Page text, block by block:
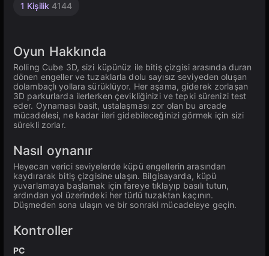
1 Kişilik 4144
Oyun Hakkında
Rolling Cube 3D, sizi küpünüz ile bitiş çizgisi arasında duran
dönen engeller ve tuzaklarla dolu sayısız seviyeden oluşan
dolambaçlı yollara sürüklüyor. Her aşama, giderek zorlaşan
3D parkurlarda ilerlerken çevikliğinizi ve tepki sürenizi test
eder. Oynaması basit, ustalaşması zor olan bu arcade
mücadelesi, ne kadar ileri gidebileceğinizi görmek için sizi
sürekli zorlar.
Nasıl oynanır
Heyecan verici seviyelerde küpü engellerin arasından
kaydırarak bitiş çizgisine ulaşın. Bilgisayarda, küpü
yuvarlamaya başlamak için fareye tıklayıp basılı tutun,
ardından yol üzerindeki her türlü tuzaktan kaçının.
Düşmeden sona ulaşın ve bir sonraki mücadeleye geçin.
Kontroller
PC